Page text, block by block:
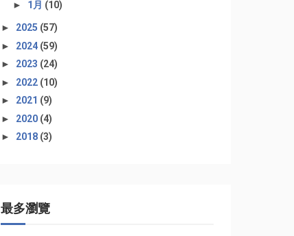
► 1月 (10)
► 2025 (57)
► 2024 (59)
► 2023 (24)
► 2022 (10)
► 2021 (9)
► 2020 (4)
► 2018 (3)
最多瀏覽